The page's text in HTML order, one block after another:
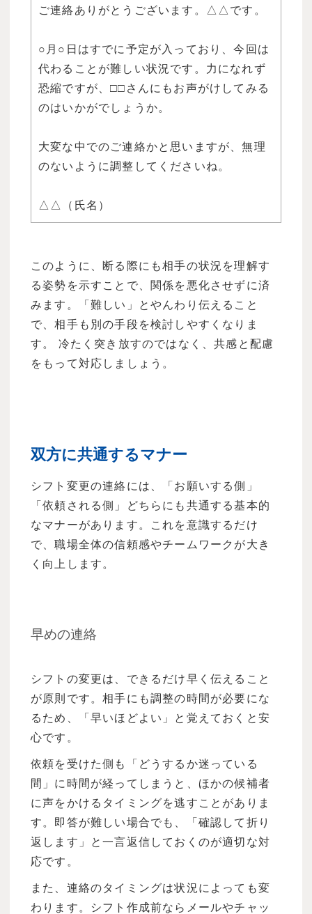
ご連絡ありがとうございます。△△です。
○月○日はすでに予定が入っており、今回は
代わることが難しい状況です。力になれず
恐縮ですが、□□さんにもお声がけしてみる
のはいかがでしょうか。
大変な中でのご連絡かと思いますが、無理
のないように調整してくださいね。
△△（氏名）
このように、断る際にも相手の状況を理解す
る姿勢を示すことで、関係を悪化させずに済
みます。「難しい」とやんわり伝えること
で、相手も別の手段を検討しやすくなりま
す。 冷たく突き放すのではなく、共感と配慮
をもって対応しましょう。
双方に共通するマナー
シフト変更の連絡には、「お願いする側」
「依頼される側」どちらにも共通する基本的
なマナーがあります。これを意識するだけ
で、職場全体の信頼感やチームワークが大き
く向上します。
早めの連絡
シフトの変更は、できるだけ早く伝えること
が原則です。相手にも調整の時間が必要にな
るため、「早いほどよい」と覚えておくと安
心です。
依頼を受けた側も「どうするか迷っている
間」に時間が経ってしまうと、ほかの候補者
に声をかけるタイミングを逃すことがありま
す。即答が難しい場合でも、「確認して折り
返します」と一言返信しておくのが適切な対
応です。
また、連絡のタイミングは状況によっても変
わります。シフト作成前ならメールやチャッ